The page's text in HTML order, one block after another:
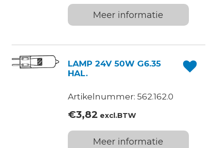
Meer informatie
LAMP 24V 50W G6.35
HAL.
Artikelnummer: 562.162.0
€3,82 excl.BTW
Meer informatie